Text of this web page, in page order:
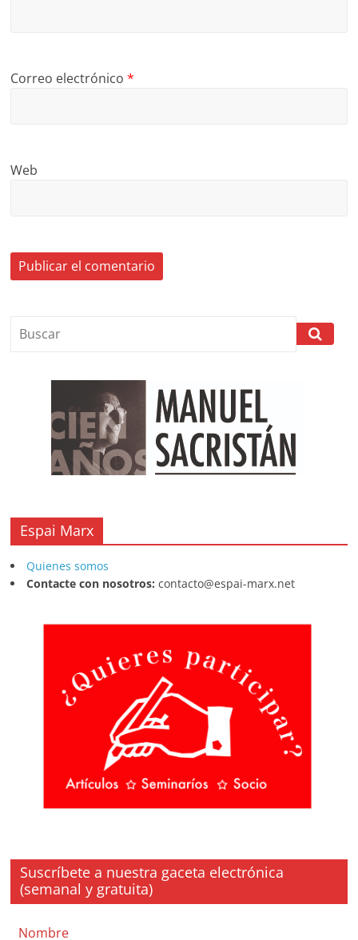
Correo electrónico*
Web
Espai Marx
Quienes somos
Contacte con nosotros: contacto@espai-marx.net
Suscríbete a nuestra gaceta electrónica
(semanal y gratuita)
Nombre